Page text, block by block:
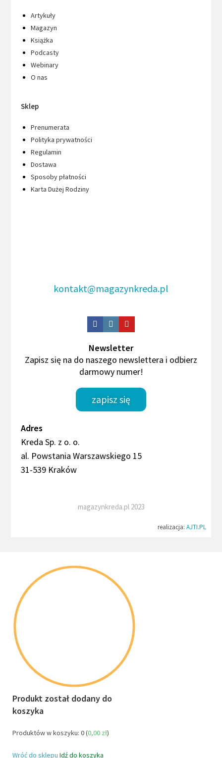
Artykuły
Magazyn
Książka
Podcasty
Webinary
O nas
Sklep
Prenumerata
Polityka prywatności
Regulamin
Dostawa
Sposoby płatności
Karta Dużej Rodziny
kontakt@magazynkreda.pl
Newsletter
Zapisz się na do naszego newslettera i odbierz
darmowy numer!
zapisz się
Adres
Kreda Sp. z o. o.
al. Powstania Warszawskiego 15
31-539 Kraków
magazynkreda.pl 2023
realizacja: AJTI.PL
Produkt został dodany do
koszyka
Produktów w koszyku: 0(0,00 zł)
Wróć do sklepu Idź do koszyka